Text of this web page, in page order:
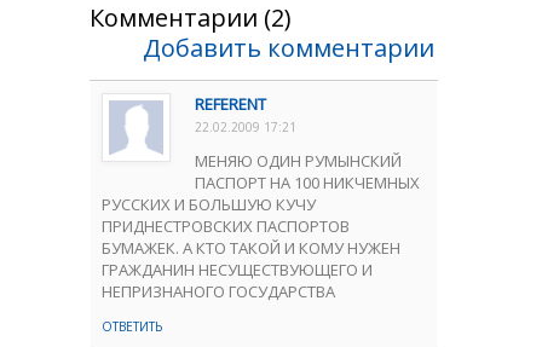
Комментарии (2)
Добавить комментарии
REFERENT
22.02.2009 17:21
МЕНЯЮ ОДИН РУМЫНСКИЙ
ПАСПОРТ НА 100 НИКЧЕМНЫХ
РУССКИХ И БОЛЬШУЮ КУЧУ
ПРИДНЕСТРОВСКИХ ПАСПОРТОВ
БУМАЖЕК. А КТО ТАКОЙ И КОМУ НУЖЕН
ГРАЖДАНИН НЕСУЩЕСТВУЮЩЕГО И
НЕПРИЗНАНОГО ГОСУДАРСТВА
ОТВЕТИТЬ